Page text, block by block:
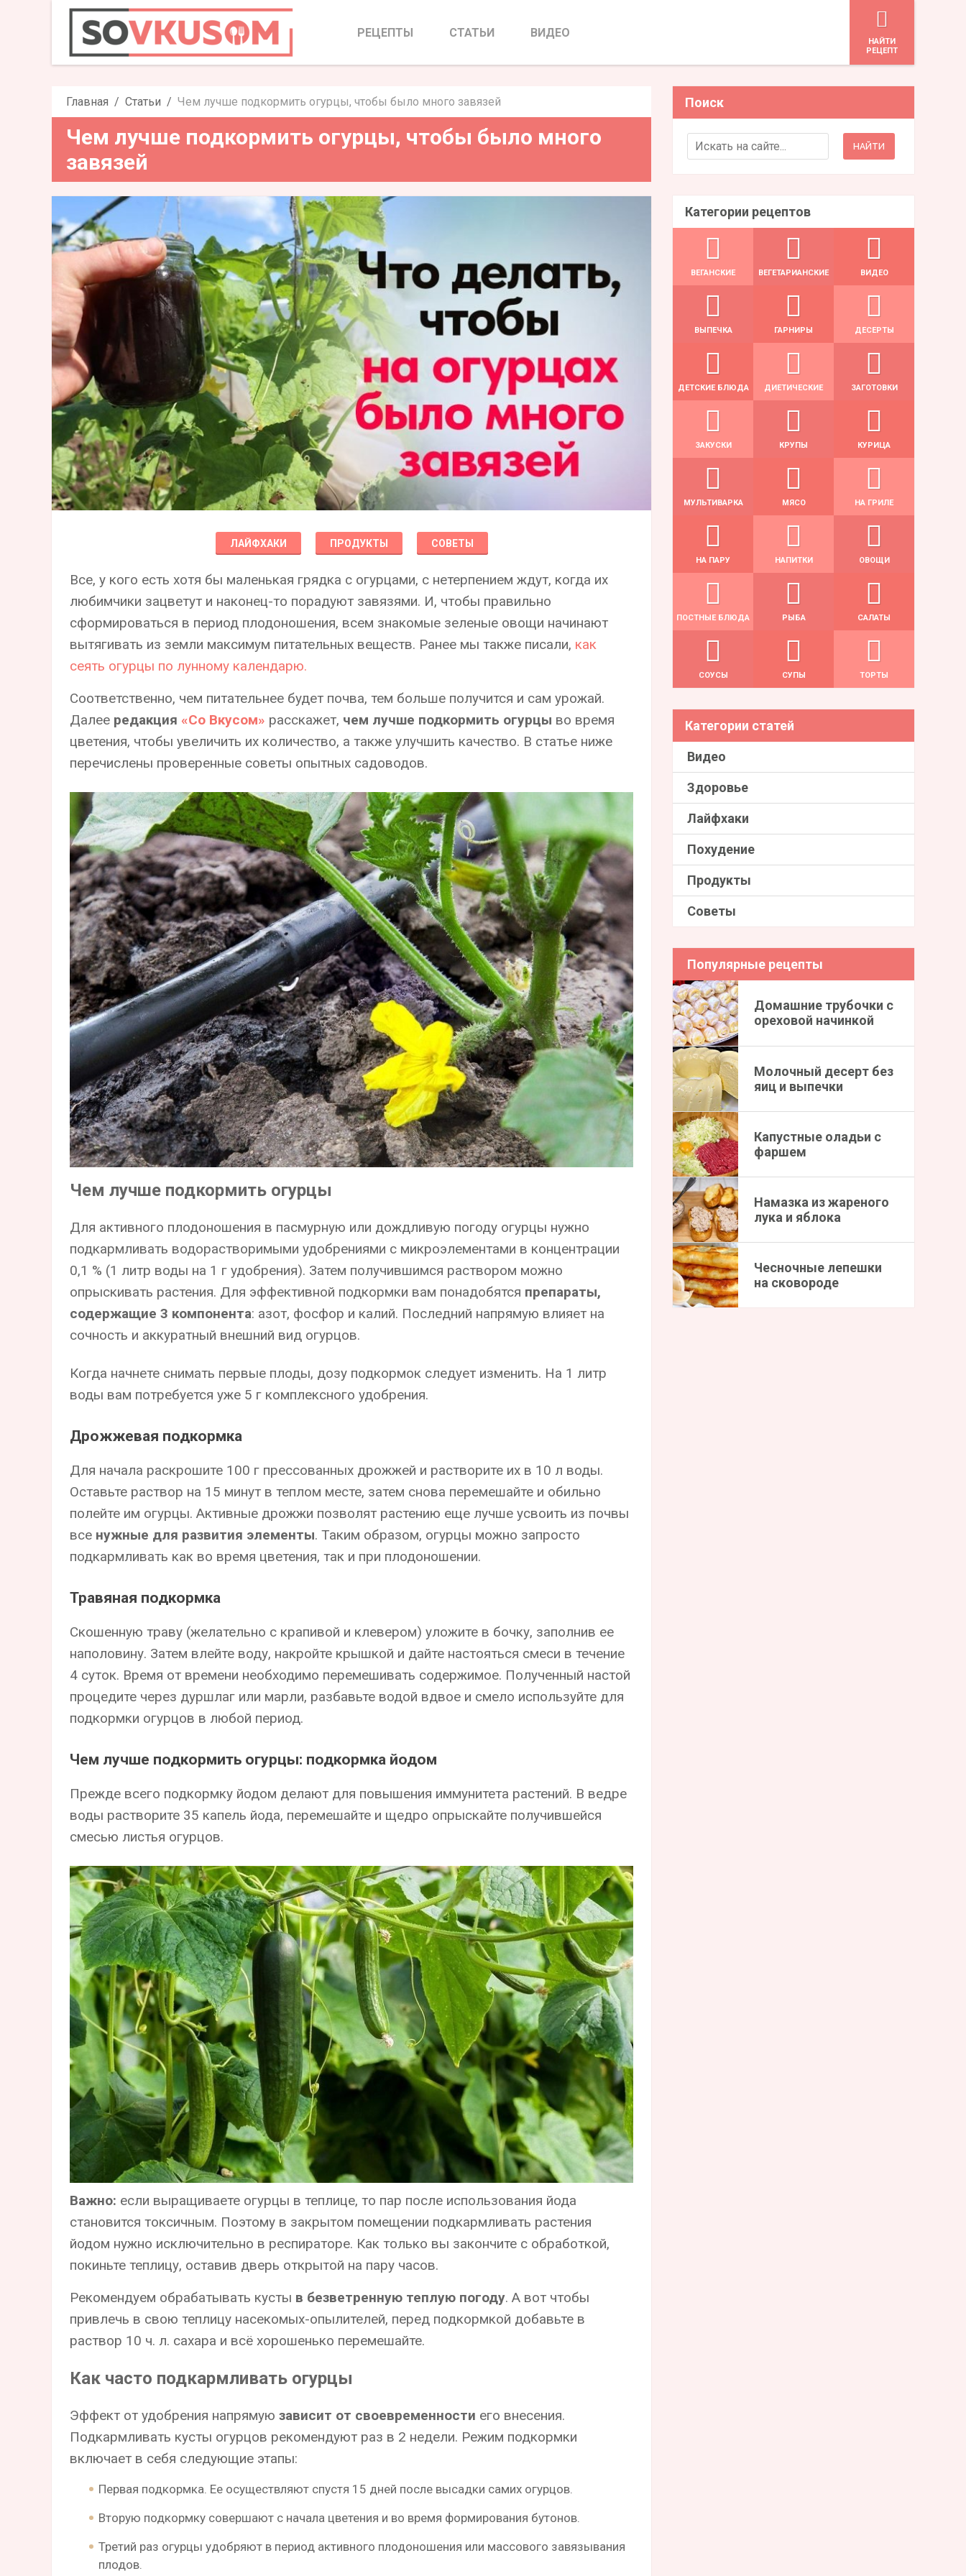
Чем лучше подкормить огурцы, чтобы было много
завязейРЕЦЕПТЫ СТАТЬИ ВИДЕО
HАЙТИ
РЕЦЕПТ
Главная Статьи Чем лучше подкормить огурцы, чтобы было много завязей
Чем лучше подкормить огурцы, чтобы было много
завязей
ЛАЙФХАКИ ПРОДУКТЫ СОВЕТЫ
Все, у кого есть хотя бы маленькая грядка с огурцами, с нетерпением ждут, когда их
любимчики зацветут и наконец-то порадуют завязями. И, чтобы правильно
сформироваться в период плодоношения, всем знакомые зеленые овощи начинают
вытягивать из земли максимум питательных веществ. Ранее мы также писали, как
сеять огурцы по лунному календарю.
Соответственно, чем питательнее будет почва, тем больше получится и сам урожай.
Далее редакция «Со Вкусом» расскажет, чем лучше подкормить огурцы во время
цветения, чтобы увеличить их количество, а также улучшить качество. В статье ниже
перечислены проверенные советы опытных садоводов.
Чем лучше подкормить огурцы
Для активного плодоношения в пасмурную или дождливую погоду огурцы нужно
подкармливать водорастворимыми удобрениями с микроэлементами в концентрации
0,1 % (1 литр воды на 1 г удобрения). Затем получившимся раствором можно
опрыскивать растения. Для эффективной подкормки вам понадобятся препараты,
содержащие 3 компонента: азот, фосфор и калий. Последний напрямую влияет на
сочность и аккуратный внешний вид огурцов.
Когда начнете снимать первые плоды, дозу подкормок следует изменить. На 1 литр
воды вам потребуется уже 5 г комплексного удобрения.
Дрожжевая подкормка
Для начала раскрошите 100 г прессованных дрожжей и растворите их в 10 л воды.
Оставьте раствор на 15 минут в теплом месте, затем снова перемешайте и обильно
полейте им огурцы. Активные дрожжи позволят растению еще лучше усвоить из почвы
все нужные для развития элементы. Таким образом, огурцы можно запросто
подкармливать как во время цветения, так и при плодоношении.
Травяная подкормка
Скошенную траву (желательно с крапивой и клевером) уложите в бочку, заполнив ее
наполовину. Затем влейте воду, накройте крышкой и дайте настояться смеси в течение
4 суток. Время от времени необходимо перемешивать содержимое. Полученный настой
процедите через дуршлаг или марли, разбавьте водой вдвое и смело используйте для
подкормки огурцов в любой период.
Чем лучше подкормить огурцы: подкормка йодом
Прежде всего подкормку йодом делают для повышения иммунитета растений. В ведре
воды растворите 35 капель йода, перемешайте и щедро опрыскайте получившейся
смесью листья огурцов.
Важно: если выращиваете огурцы в теплице, то пар после использования йода
становится токсичным. Поэтому в закрытом помещении подкармливать растения
йодом нужно исключительно в респираторе. Как только вы закончите с обработкой,
покиньте теплицу, оставив дверь открытой на пару часов.
Рекомендуем обрабатывать кусты в безветренную теплую погоду. А вот чтобы
привлечь в свою теплицу насекомых-опылителей, перед подкормкой добавьте в
раствор 10 ч. л. сахара и всё хорошенько перемешайте.
Как часто подкармливать огурцы
Эффект от удобрения напрямую зависит от своевременности его внесения.
Подкармливать кусты огурцов рекомендуют раз в 2 недели. Режим подкормки
включает в себя следующие этапы:
Первая подкормка. Ее осуществляют спустя 15 дней после высадки самих огурцов.
Вторую подкормку совершают с начала цветения и во время формирования бутонов.
Третий раз огурцы удобряют в период активного плодоношения или массового завязывания
плодов.
Поиск
Search for:
Категории рецептов
ВЕГАНСКИЕ ВЕГЕТАРИАНСКИЕ ВИДЕО
ВЫПЕЧКА ГАРНИРЫ ДЕСЕРТЫ
ДЕТСКИЕ БЛЮДА ДИЕТИЧЕСКИЕ ЗАГОТОВКИ
ЗАКУСКИ КРУПЫ КУРИЦА
МУЛЬТИВАРКА МЯСО НА ГРИЛЕ
НА ПАРУ НАПИТКИ ОВОЩИ
ПОСТНЫЕ БЛЮДА РЫБА САЛАТЫ
СОУСЫ СУПЫ ТОРТЫ
Категории статей
Видео
Здоровье
Лайфхаки
Похудение
Продукты
Советы
Популярные рецепты
Домашние трубочки с
ореховой начинкой
Молочный десерт без
яиц и выпечки
Капустные оладьи с
фаршем
Намазка из жареного
лука и яблока
Чесночные лепешки
на сковороде